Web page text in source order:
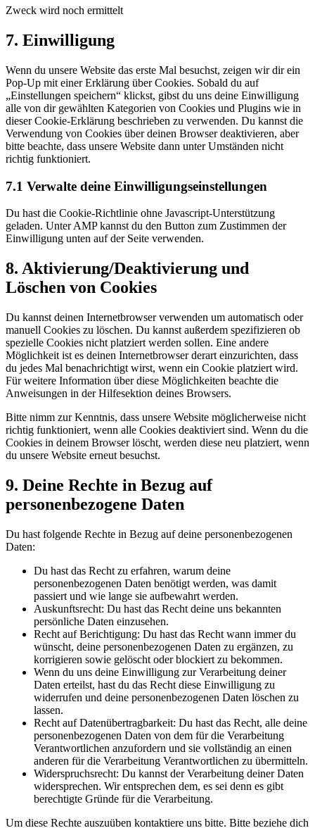
Zweck wird noch ermittelt
Consent
to
sonstiges
7. Einwilligung
Wenn du unsere Website das erste Mal besuchst, zeigen wir dir ein
Pop-Up mit einer Erklärung über Cookies. Sobald du auf
„Einstellungen speichern“ klickst, gibst du uns deine Einwilligung
alle von dir gewählten Kategorien von Cookies und Plugins wie in
dieser Cookie-Erklärung beschrieben zu verwenden. Du kannst die
Verwendung von Cookies über deinen Browser deaktivieren, aber
bitte beachte, dass unsere Website dann unter Umständen nicht
richtig funktioniert.
7.1 Verwalte deine Einwilligungseinstellungen
Du hast die Cookie-Richtlinie ohne Javascript-Unterstützung
geladen. Unter AMP kannst du den Button zum Zustimmen der
Einwilligung unten auf der Seite verwenden.
8. Aktivierung/Deaktivierung und
Löschen von Cookies
Du kannst deinen Internetbrowser verwenden um automatisch oder
manuell Cookies zu löschen. Du kannst außerdem spezifizieren ob
spezielle Cookies nicht platziert werden sollen. Eine andere
Möglichkeit ist es deinen Internetbrowser derart einzurichten, dass
du jedes Mal benachrichtigt wirst, wenn ein Cookie platziert wird.
Für weitere Information über diese Möglichkeiten beachte die
Anweisungen in der Hilfesektion deines Browsers.
Bitte nimm zur Kenntnis, dass unsere Website möglicherweise nicht
richtig funktioniert, wenn alle Cookies deaktiviert sind. Wenn du die
Cookies in deinem Browser löscht, werden diese neu platziert, wenn
du unsere Website erneut besuchst.
9. Deine Rechte in Bezug auf
personenbezogene Daten
Du hast folgende Rechte in Bezug auf deine personenbezogenen
Daten:
Du hast das Recht zu erfahren, warum deine
personenbezogenen Daten benötigt werden, was damit
passiert und wie lange sie aufbewahrt werden.
Auskunftsrecht: Du hast das Recht deine uns bekannten
persönliche Daten einzusehen.
Recht auf Berichtigung: Du hast das Recht wann immer du
wünscht, deine personenbezogenen Daten zu ergänzen, zu
korrigieren sowie gelöscht oder blockiert zu bekommen.
Wenn du uns deine Einwilligung zur Verarbeitung deiner
Daten erteilst, hast du das Recht diese Einwilligung zu
widerrufen und deine personenbezogenen Daten löschen zu
lassen.
Recht auf Datenübertragbarkeit: Du hast das Recht, alle deine
personenbezogenen Daten von dem für die Verarbeitung
Verantwortlichen anzufordern und sie vollständig an einen
anderen für die Verarbeitung Verantwortlichen zu übermitteln.
Widerspruchsrecht: Du kannst der Verarbeitung deiner Daten
widersprechen. Wir entsprechen dem, es sei denn es gibt
berechtigte Gründe für die Verarbeitung.
Um diese Rechte auszuüben kontaktiere uns bitte. Bitte beziehe dich